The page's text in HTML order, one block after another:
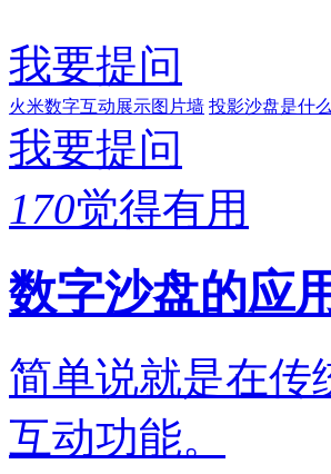
我要提问
火米数字互动展示图片墙 投影沙盘是什么
我要提问
170觉得有用
数字沙盘的应
简单说就是在传
互动功能。